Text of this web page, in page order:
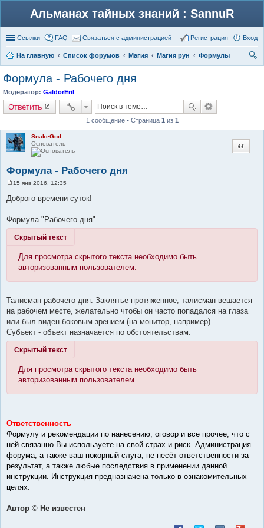
Альманах тайных знаний : SannuR
Ссылки FAQ Связаться с администрацией Вход
Регистрация
На главную Список форумов Магия Магия рун
Формулы
Формула - Рабочего дня
Модератор: GaldorEril
Ответить
1 сообщение • Страница 1 из 1
SnakeGod
Основатель
Формула - Рабочего дня
Цитата
о
е
и
15 янв 2016, 12:35
Доброго времени суток!
Формула "Рабочего дня".
Скрытый текст
Для просмотра скрытого текста необходимо быть
авторизованным пользователем.
Талисман рабочего дня. Заклятье протяженное, талисман вешается
на рабочем месте, желательно чтобы он часто попадался на глаза
или был виден боковым зрением (на монитор, например).
Субъект - объект назначается по обстоятельствам.
Скрытый текст
Для просмотра скрытого текста необходимо быть
авторизованным пользователем.
Ответственность
Формулу и рекомендации по нанесению, оговор и все прочее, что с
ней связанно Вы используете на свой страх и риск. Администрация
форума, а также ваш покорный слуга, не несёт ответственности за
результат, а также любые последствия в применении данной
инструкции. Инструкция предназначена только в ознакомительных
целях.
Автор © Не известен